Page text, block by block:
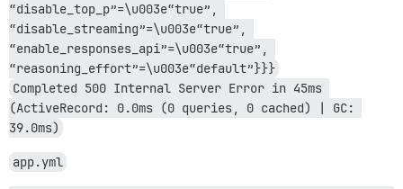
“disable_top_p”=\u003e“true”,
“disable_streaming”=\u003e“true”,
“enable_responses_api”=\u003e“true”,
“reasoning_effort”=\u003e“default”}}}
Completed 500 Internal Server Error in 45ms
(ActiveRecord: 0.0ms (0 queries, 0 cached) | GC:
39.0ms)
app.yml